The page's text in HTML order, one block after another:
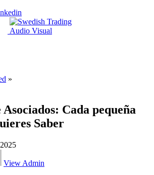
»
Asociados: Cada pequeña
Saber
View Admin